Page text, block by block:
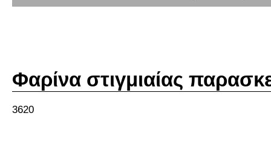
Φαρίνα στιγμιαίας
3620